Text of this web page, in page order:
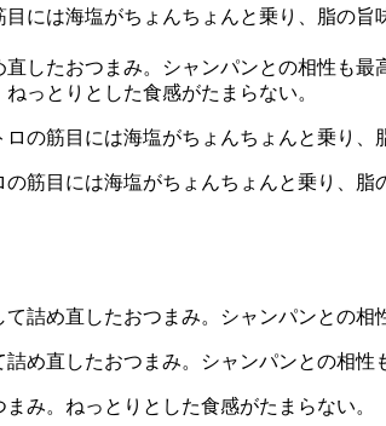
筋目には海塩がちょんちょんと乗り、脂
め直したおつまみ。シャンパンとの相性